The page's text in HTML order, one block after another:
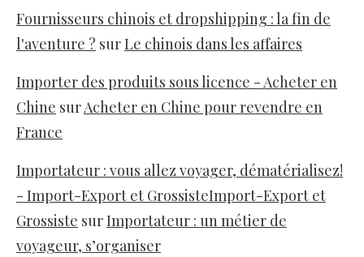
Fournisseurs chinois et dropshipping : la fin de
l'aventure ? surLe chinois dans les affaires
Importer des produits sous licence - Acheter en
Chine surAcheter en Chine pour revendre en
France
Importateur : vous allez voyager, dématérialisez!
- Import-Export et GrossisteImport-Export et
Grossiste surImportateur : un métier de
voyageur, s’organiser